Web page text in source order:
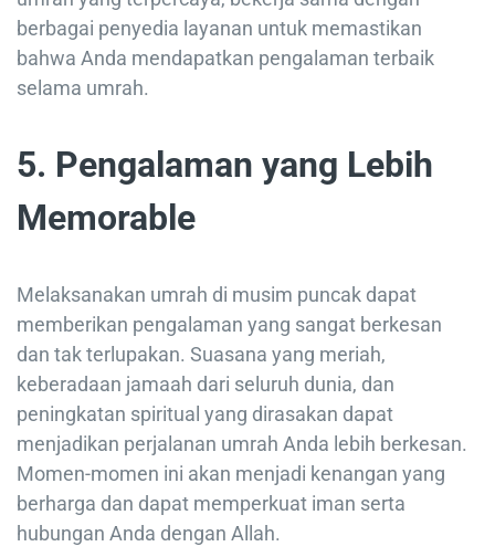
berbagai penyedia layanan untuk memastikan
bahwa Anda mendapatkan pengalaman terbaik
selama umrah.
5. Pengalaman yang Lebih
Memorable
Melaksanakan umrah di musim puncak dapat
memberikan pengalaman yang sangat berkesan
dan tak terlupakan. Suasana yang meriah,
keberadaan jamaah dari seluruh dunia, dan
peningkatan spiritual yang dirasakan dapat
menjadikan perjalanan umrah Anda lebih berkesan.
Momen-momen ini akan menjadi kenangan yang
berharga dan dapat memperkuat iman serta
hubungan Anda dengan Allah.